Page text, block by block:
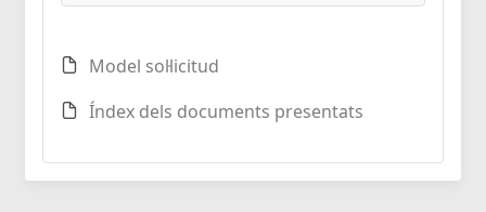
Model sol·licitud
Índex dels documents presentats